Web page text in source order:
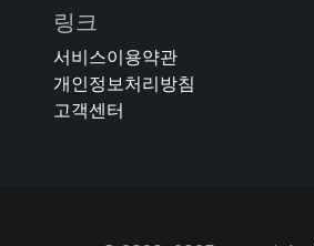
링크
서비스이용약관
개인정보처리방침
고객센터